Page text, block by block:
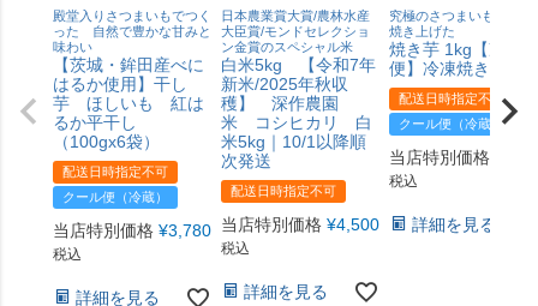
殿堂入りさつまいもでつく
った 自然で豊かな甘みと
味わい
【茨城・鉾田産べに
はるか使用】干し
芋 ほしいも 紅は
るか平干し
（100gx6袋）
配送日時指定不可
クール便（冷蔵）
当店特別価格 ¥3,780
税込
詳細を見る
日本農業賞大賞/農林水産
大臣賞/モンドセレクショ
ン金賞のスペシャル米
白米5kg 【令和7年
新米/2025年秋収
穫】 深作農園
米 コシヒカリ 白
米5kg｜10/1以降順
次発送
配送日時指定不可
当店特別価格 ¥4,500
税込
詳細を見る
究極のさつまいもを熟成
焼き上げた
焼き芋 1kg【冷凍
便】冷凍焼きいも
配送日時指定不可
クール便（冷蔵）
当店特別価格
税込
詳細を見る